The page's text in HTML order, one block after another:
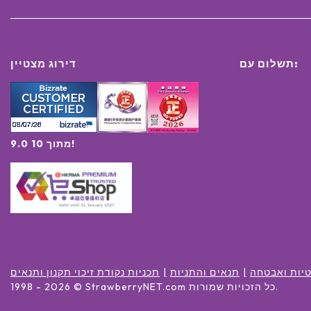
דירוג מצטיין
9.0 מתוך 10!
תשלום עם:
ואבטחה תנאים והתניות
תכניות נקודת זיכוי תקנון ותנאים
1998 - 2026 © StrawberryNET.com כל הזכויות שמורות.